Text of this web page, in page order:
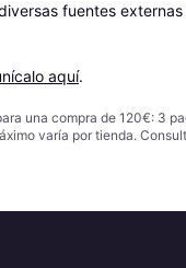
fuentes
aquí.
una compra de 120€: 3
varía por tienda.